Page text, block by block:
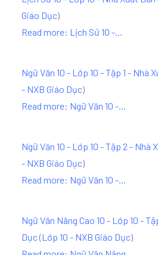
Giáo Dục)
Read more: Lịch Sử 10 -...
Ngữ Văn 10 - Lớp 10 - Tập 1 - Nhà
- NXB Giáo Dục)
Read more: Ngữ Văn 10 -...
Ngữ Văn 10 - Lớp 10 - Tập 2 - Nhà
- NXB Giáo Dục)
Read more: Ngữ Văn 10 -...
Ngữ Văn Nâng Cao 10 - Lớp 10 -
Dục(Lớp 10 - NXB Giáo Dục)